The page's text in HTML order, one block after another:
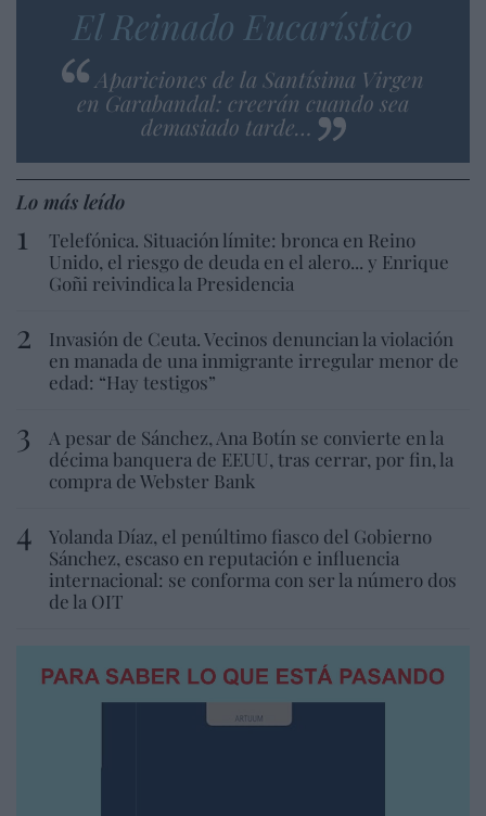
El Reinado Eucarístico
Apariciones de la Santísima Virgen
en Garabandal: creerán cuando sea
demasiado tarde…
Lo más leído
Telefónica. Situación límite: bronca en Reino
Unido, el riesgo de deuda en el alero... y Enrique
Goñi reivindica la Presidencia
Invasión de Ceuta. Vecinos denuncian la violación
en manada de una inmigrante irregular menor de
edad: “Hay testigos”
A pesar de Sánchez, Ana Botín se convierte en la
décima banquera de EEUU, tras cerrar, por fin, la
compra de Webster Bank
Yolanda Díaz, el penúltimo fiasco del Gobierno
Sánchez, escaso en reputación e influencia
internacional: se conforma con ser la número dos
de la OIT